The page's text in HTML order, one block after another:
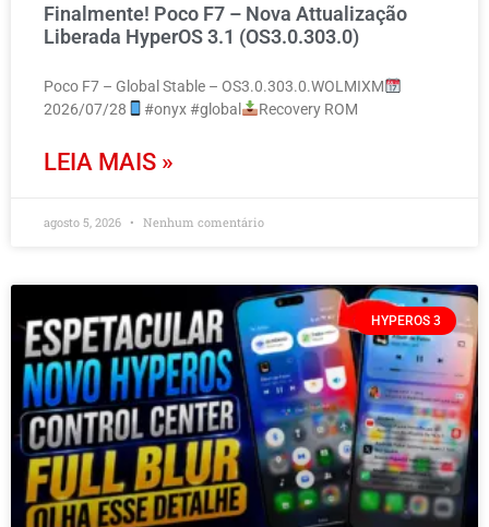
Finalmente! Poco F7 – Nova Attualização
Liberada HyperOS 3.1 (OS3.0.303.0)
Poco F7 – Global Stable – OS3.0.303.0.WOLMIXM
2026/07/28
#onyx #global Recovery ROM
LEIA MAIS »
agosto 5, 2026 Nenhum comentário
HYPEROS 3